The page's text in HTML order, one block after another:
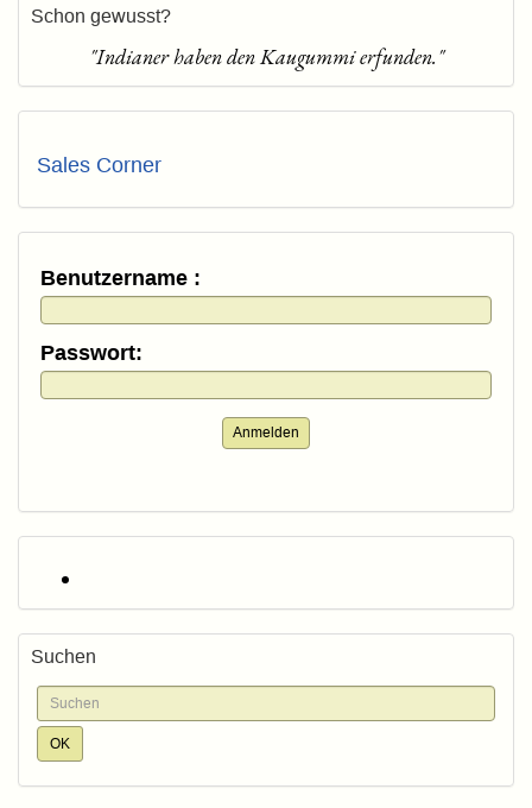
Schon gewusst?
"Indianer haben den Kaugummi erfunden."
Sales Corner
Benutzername :
Passwort:
Anmelden
Suchen